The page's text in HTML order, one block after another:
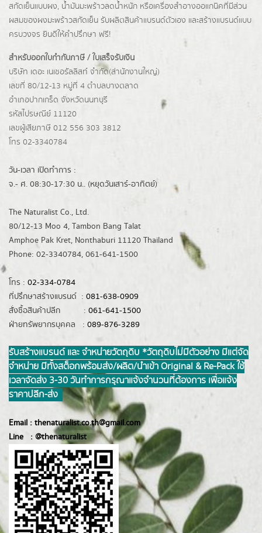
สกัดเย็นแบบผง, น้ำมันมะพร้าวลดน้ำหนัก หรือเครื่องสำอางออแกนิคที่มีส่วน
ผสมของผงมะพร้าวสกัดเย็น รับผลิตสินค้าแบรนด์ตัวเอง และสร้างแบรนด์แบบ
ครบวงจร ยินดีให้คำปรึกษา ฟรี!
สำหรับออกใบกำกับภาษี / ใบเสร็จรับเงิน
บริษัท เดอะ เนเชอรัลลิสท์ จำกัด(ส่านักงานใหญ่)
เลขที่ 80/12-13 หมู่ที่ 4 ตำบลบางตลาด
อำเภอปากเกร็ด จังหวัดนนทบุรี
รหัสไปรษณีย์ 11120
เลขผู้เสียภาษี 012 556 303 3812
โทร 02-3340784
วัน-เวลา เปิดทำการ :
จ.- ศ. 08:30-17:30 น.. (หยุดวันเสาร์-อาทิตย์)
The Naturalist Co., Ltd.
80/12-13 Moo 4, Tambon Bang Talat
Amphoe Pak Kret, Nonthaburi 11120 Thailand
Phone: 02-3340784, 061-641-1500
โทร : 02-334-0784
ที่ปรึกษาสร้างแบรนด์ : 081-638-0909
สั่งซื้อสินค้าปลีก : 061-641-1500
ฝ่ายทรัพยากรบุคคล : 089-876-3289
รับสร้างแบรนด์ และ จำหน่ายวัตถุดิบ *วัตถุดิบไม่มีตัวอย่าง มีแต่จัด
จำหน่าย มีทั้งสต็อกพร้อมส่ง/ผลิต/นำเข้า Original & Re-Pack ใช้
เวลาจัดส่ง 3-30 วันทำการ กรุณาแจ้งจำนวนที่ต้องการ เพื่อแจ้ง
ราคาปลีก-ส่ง
Email : thenaturalist.co.th@gmail.com
Line : @thenaturalist